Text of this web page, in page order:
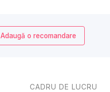
Adaugă o recomandare
CADRU DE LUCRU